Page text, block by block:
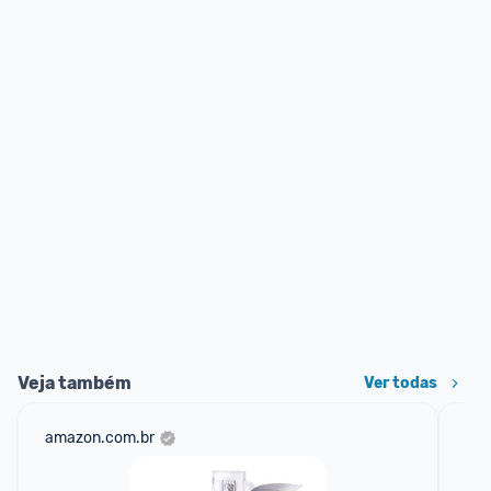
Veja também Ver todas
amazon.com.br